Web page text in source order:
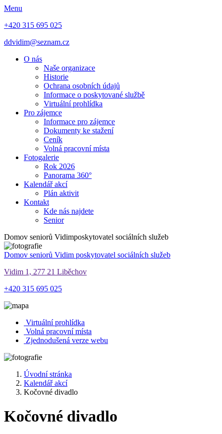
Menu
+420 315 695 025
ddvidim@seznam.cz
O nás
Naše organizace
Historie
Ochrana osobních údajů
Informace o poskytované službě
Virtuální prohlídka
Pro zájemce
Informace pro zájemce
Dokumenty ke stažení
Ceník
Volná pracovní místa
Fotogalerie
Rok 2026
Panorama 360°
Kalendář akcí
Plán aktivit
Kontakt
Kde nás najdete
Senior
Domov seniorů Vidimposkytovatel sociálních služeb
Domov seniorů Vidim poskytovatel sociálních služeb
Vidim 1, 277 21 Liběchov
+420 315 695 025
Virtuální prohlídka
Volná pracovní místa
Zjednodušená verze webu
Úvodní stránka
Kalendář akcí
Kočovné divadlo
Kočovné divadlo